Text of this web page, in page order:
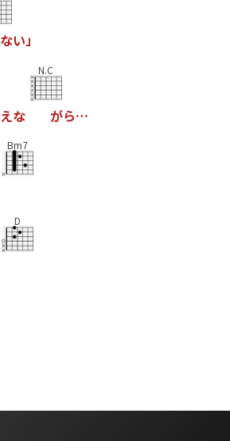
ない」
えな
N.C
がら…
Bm7
D